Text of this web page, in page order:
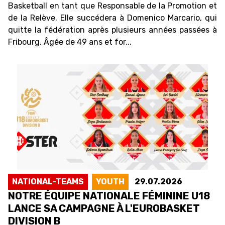
Basketball en tant que Responsable de la Promotion et
de la Relève. Elle succédera à Domenico Marcario, qui
quitte la fédération après plusieurs années passées à
Fribourg. Âgée de 49 ans et for...
NATIONAL-TEAMS YOUTH 29.07.2026
NOTRE ÉQUIPE NATIONALE FÉMININE U18
LANCE SA CAMPAGNE À L'EUROBASKET
DIVISION B